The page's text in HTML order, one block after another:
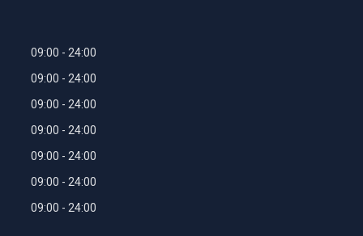
09:00
24:00
09:00
24:00
09:00
24:00
09:00
24:00
09:00
24:00
09:00
24:00
09:00
24:00